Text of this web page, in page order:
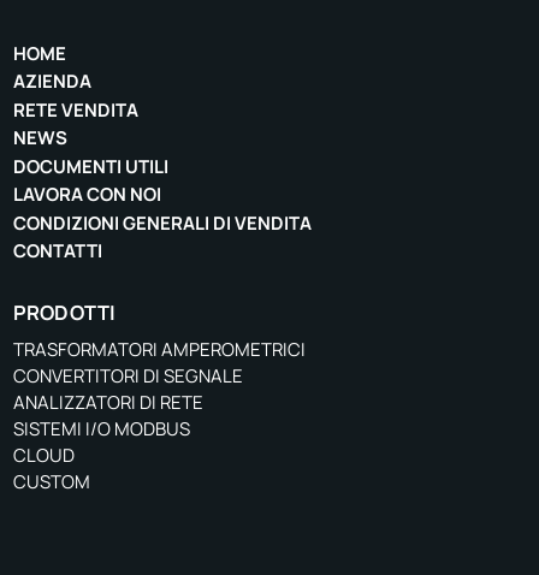
HOME
AZIENDA
RETE VENDITA
NEWS
DOCUMENTI UTILI
LAVORA CON NOI
CONDIZIONI GENERALI DI VENDITA
CONTATTI
PRODOTTI
TRASFORMATORI AMPEROMETRICI
CONVERTITORI DI SEGNALE
ANALIZZATORI DI RETE
SISTEMI I/O MODBUS
CLOUD
CUSTOM